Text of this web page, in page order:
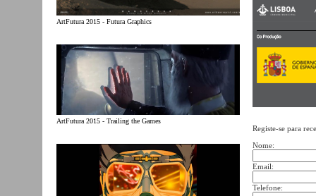
ArtFutura 2015 - Futura Graphics
ArtFutura 2015 - Trailing the Games
Registe-se para
Nome:
Email:
Telefone: